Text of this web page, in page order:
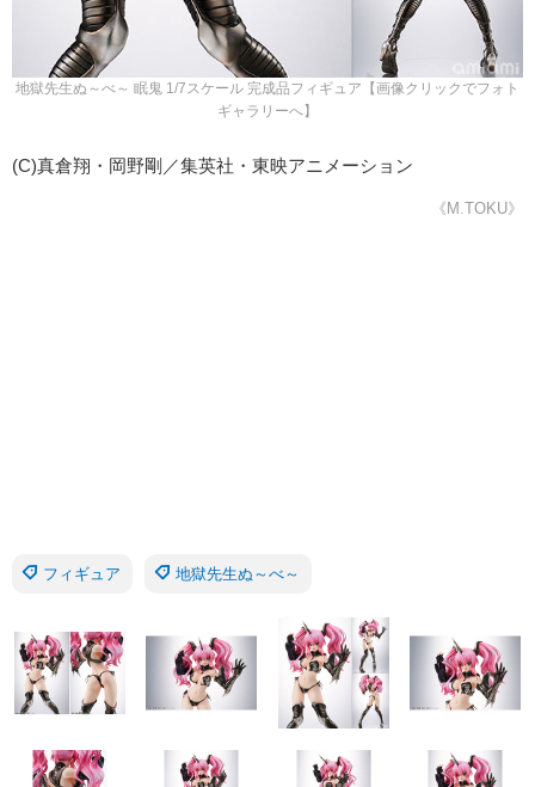
地獄先生ぬ～べ～ 眠鬼 1/7スケール 完成品フィギュア【画像クリックでフォト
ギャラリーへ】
(C)真倉翔・岡野剛／集英社・東映アニメーション
《M.TOKU》
フィギュア 地獄先生ぬ～べ～